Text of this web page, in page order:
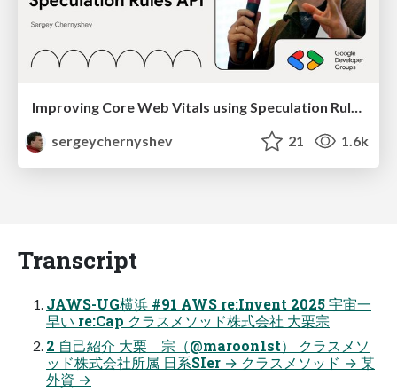
sergeychernyshev
21 1.6k
Transcript
JAWS-UG横浜 #91 AWS re:Invent 2025 宇宙一
早い re:Cap クラスメソッド株式会社 大栗宗
2 自己紹介 大栗 宗（@maroon1st） クラスメソ
ッド株式会社所属 日系SIer → クラスメソッド → 某
外資 →